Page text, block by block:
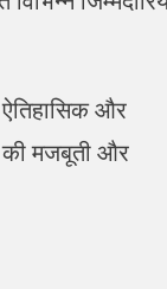
और
की मजबूती और